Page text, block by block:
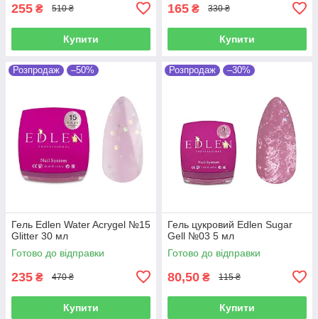
255 ₴ 510 ₴
Купити
165 ₴ 330 ₴
Купити
Розпродаж –50%
Гель Edlen Water Acrygel №15
Glitter 30 мл
Готово до відправки
235 ₴ 470 ₴
Купити
Розпродаж –30%
Гель цукровий Edlen Sugar
Gell №03 5 мл
Готово до відправки
80,50 ₴ 115 ₴
Купити